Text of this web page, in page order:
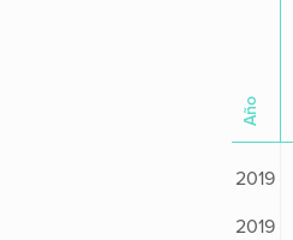
Año
2019
2019